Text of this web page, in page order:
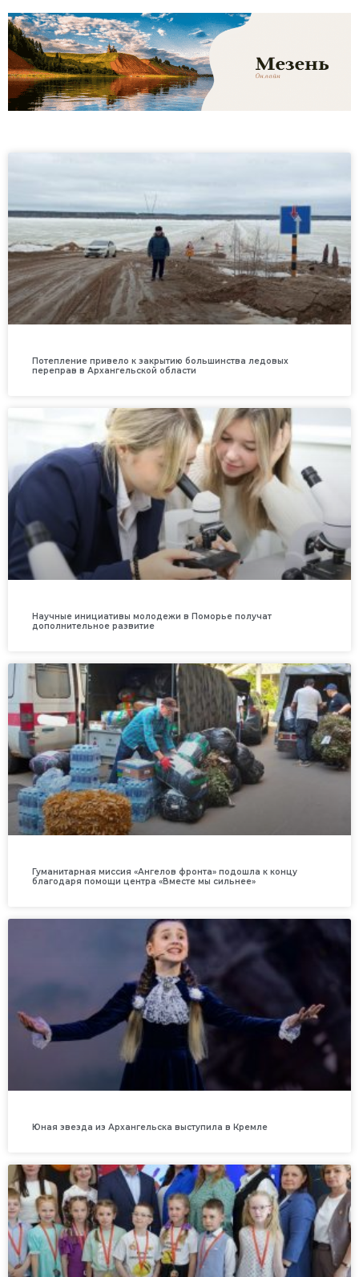
Потепление привело к закрытию большинства ледовых
переправ в Архангельской области
Научные инициативы молодежи в Поморье получат
дополнительное развитие
Гуманитарная миссия «Ангелов фронта» подошла к концу
благодаря помощи центра «Вместе мы сильнее»
Юная звезда из Архангельска выступила в Кремле